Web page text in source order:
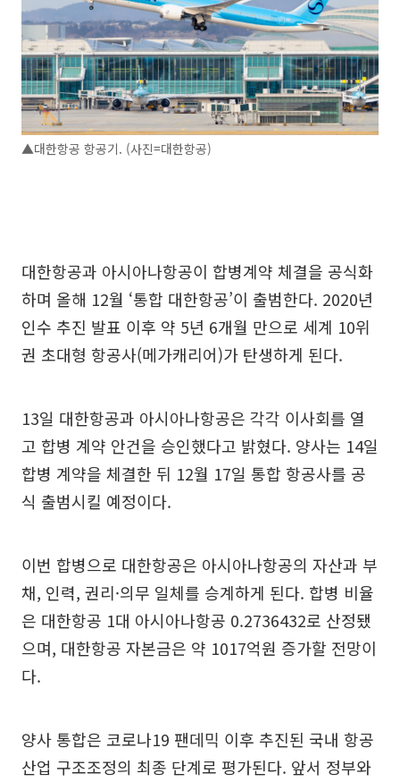
▲대한항공 항공기. (사진=대한항공)
대한항공과 아시아나항공이 합병계약 체결을 공식화
하며 올해 12월 ‘통합 대한항공’이 출범한다. 2020년
인수 추진 발표 이후 약 5년 6개월 만으로 세계 10위
권 초대형 항공사(메가캐리어)가 탄생하게 된다.
13일 대한항공과 아시아나항공은 각각 이사회를 열
고 합병 계약 안건을 승인했다고 밝혔다. 양사는 14일
합병 계약을 체결한 뒤 12월 17일 통합 항공사를 공
식 출범시킬 예정이다.
이번 합병으로 대한항공은 아시아나항공의 자산과 부
채, 인력, 권리·의무 일체를 승계하게 된다. 합병 비율
은 대한항공 1대 아시아나항공 0.2736432로 산정됐
으며, 대한항공 자본금은 약 1017억원 증가할 전망이
다.
양사 통합은 코로나19 팬데믹 이후 추진된 국내 항공
산업 구조조정의 최종 단계로 평가된다. 앞서 정부와